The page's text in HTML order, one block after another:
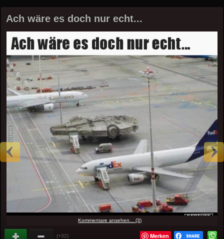
Ach wäre es doch nur echt...
Kommentare ansehen... (3)
(+32) Merken